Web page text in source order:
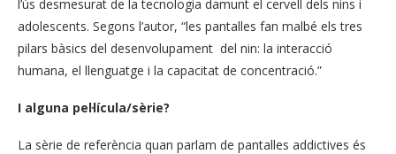
l’ús desmesurat de la tecnologia damunt el cervell dels nins i
adolescents. Segons l’autor, “les pantalles fan malbé els tres
pilars bàsics del desenvolupament del nin: la interacció
humana, el llenguatge i la capacitat de concentració.”
I alguna pel·lícula/sèrie?
La sèrie de referència quan parlam de pantalles addictives és